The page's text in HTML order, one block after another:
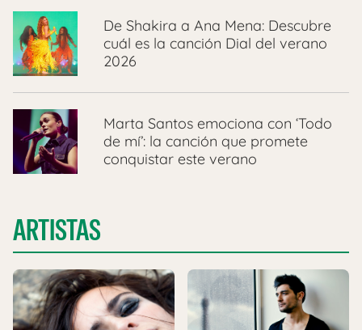
De Shakira a Ana Mena: Descubre
cuál es la canción Dial del verano
2026
Marta Santos emociona con ‘Todo
de mí’: la canción que promete
conquistar este verano
ARTISTAS